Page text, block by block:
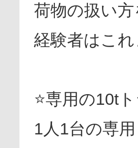
荷物の扱い
経験者はこ
⭐専用の10t
1人1台の専